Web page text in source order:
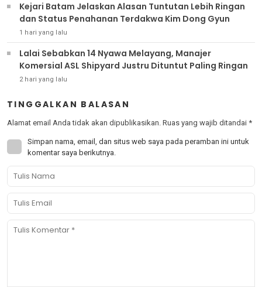
Kejari Batam Jelaskan Alasan Tuntutan Lebih Ringan
dan Status Penahanan Terdakwa Kim Dong Gyun
1 hari yang lalu
Lalai Sebabkan 14 Nyawa Melayang, Manajer
Komersial ASL Shipyard Justru Dituntut Paling Ringan
2 hari yang lalu
TINGGALKAN BALASAN
Alamat email Anda tidak akan dipublikasikan. Ruas yang wajib ditandai *
Simpan nama, email, dan situs web saya pada peramban ini untuk
komentar saya berikutnya.